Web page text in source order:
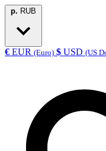
р. RUB
€ EUR (Euro) $ USD (US